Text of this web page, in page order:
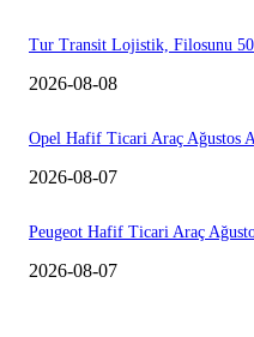
Tur Transit Lojistik, Filosunu
2026-08-08
Opel Hafif Ticari Araç Ağustos
2026-08-07
Peugeot Hafif Ticari Araç
2026-08-07